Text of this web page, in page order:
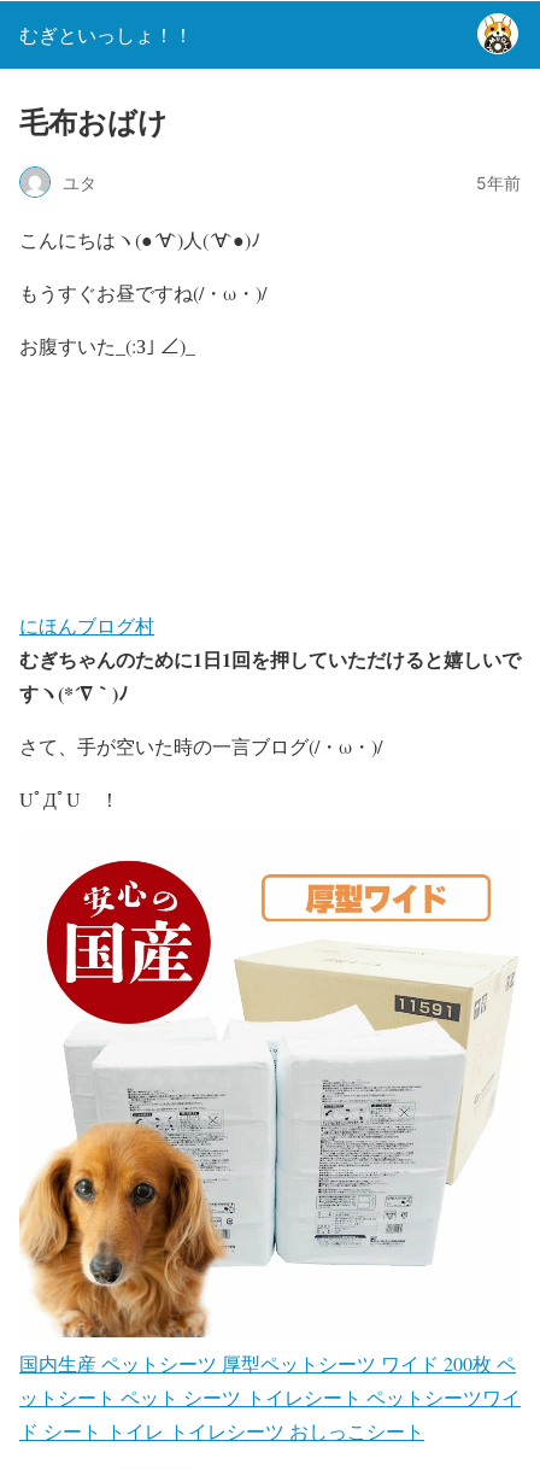
むぎといっしょ！！
毛布おばけ
ユタ 5年前
こんにちはヽ(●´∀`)人(´∀`●)ﾉ
もうすぐお昼ですね(/・ω・)/
お腹すいた_(:З｣ ∠)_
にほんブログ村
むぎちゃんのために1日1回を押していただけると嬉しいで
すヽ(*´∇ ｀ )ﾉ
さて、手が空いた時の一言ブログ(/・ω・)/
UﾟДﾟU ！
国内生産 ペットシーツ 厚型ペットシーツ ワイド 200枚 ペ
ットシート ペット シーツ トイレシート ペットシーツワイ
ド シート トイレ トイレシーツ おしっこシート